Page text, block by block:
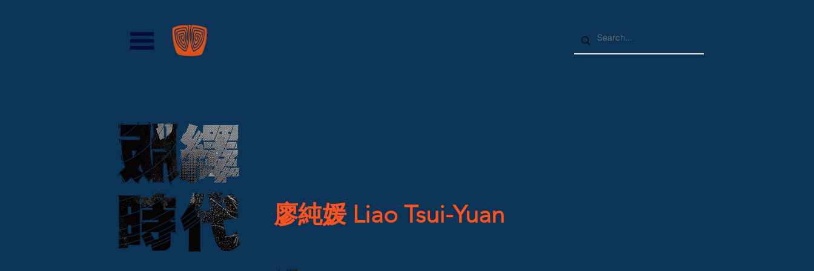
廖純媛 Liao Tsui-Yuan